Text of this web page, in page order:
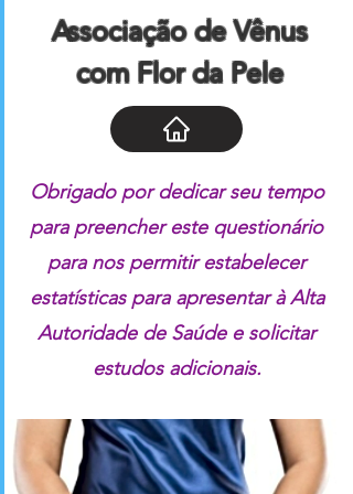
Associação de Vênus
com Flor da Pele
1.
Obrigado por dedicar seu tempo
para preencher este questionário
para nos permitir estabelecer
estatísticas para apresentar à Alta
Autoridade de Saúde e solicitar
estudos adicionais.